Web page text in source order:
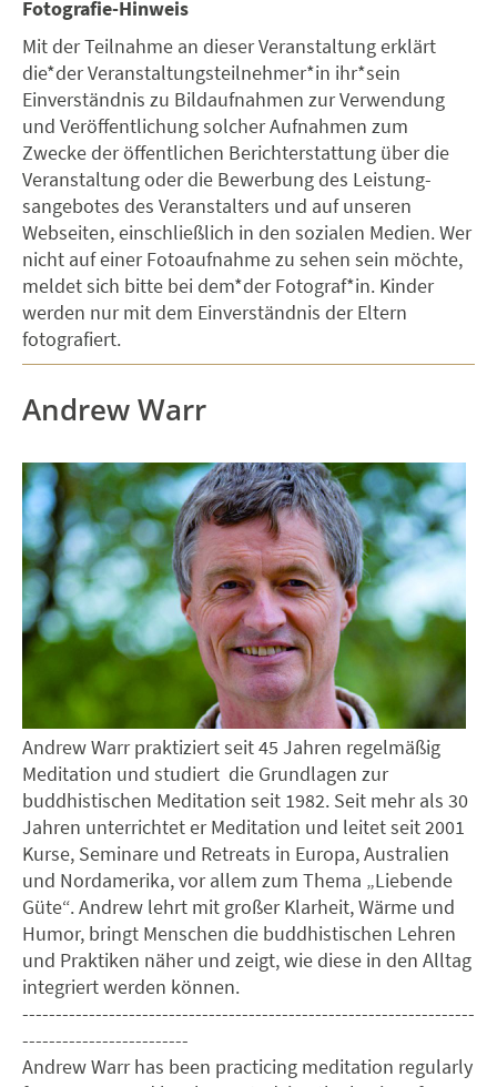
Fotografie-Hinweis
Mit der Teilnahme an dieser Veranstaltung erklärt
die*der Veranstaltungsteilnehmer*in ihr*sein
Einverständ­nis zu Bildaufnahmen zur Verwendung
und Veröffentlichung solcher Aufnahmen zum
Zwecke der öffentlichen Berichterstattung über die
Veranstaltung oder die Bewerbung des Leistung­
sangebotes des Veranstalters und auf unseren
Webseiten, einschließlich in den sozialen Me­dien. Wer
nicht auf einer Fotoaufnahme zu sehen sein möchte,
meldet sich bitte bei dem*der Fotograf*in. Kinder
werden nur mit dem Einverständnis der Eltern
fotografiert.
Andrew Warr
Andrew Warr praktiziert seit 45 Jahren regelmäßig
Meditation und studiert die Grundlagen zur
buddhistischen Meditation seit 1982. Seit mehr als 30
Jahren unterrichtet er Meditation und leitet seit 2001
Kurse, Seminare und Retreats in Europa, Australien
und Nordamerika, vor allem zum Thema „Liebende
Güte“. Andrew lehrt mit großer Klarheit, Wärme und
Humor, bringt Menschen die buddhistischen Lehren
und Praktiken näher und zeigt, wie diese in den Alltag
integriert werden können.
--------------------------------------------------------------------
-------------------------
Andrew Warr has been practicing meditation regularly